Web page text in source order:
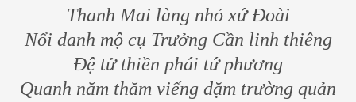
Thanh Mai làng nhỏ xứ Đoài
Nổi danh mộ cụ Trưởng Cần linh thiêng
Đệ tử thiền phái tứ phương
Quanh năm thăm viếng dặm trường quản